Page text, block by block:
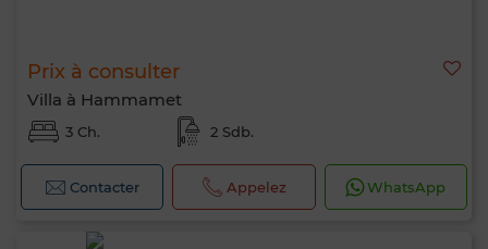
Prix à consulter
Villa à Hammamet
3 Ch. 2 Sdb.
Contacter Appelez WhatsApp